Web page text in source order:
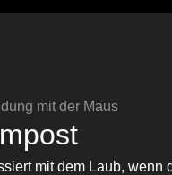
mit der Maus
mit dem Laub, wenn